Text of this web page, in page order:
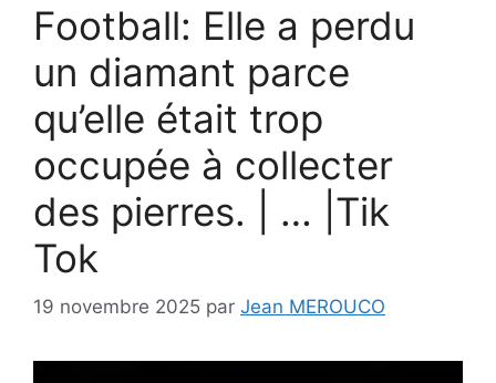
Football: Elle a perdu
un diamant parce
qu’elle était trop
occupée à collecter
des pierres. | … |Tik
Tok
19 novembre 2025 par Jean MEROUCO